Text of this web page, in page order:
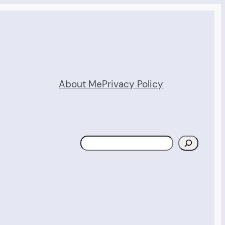
About MePrivacy Policy
Search